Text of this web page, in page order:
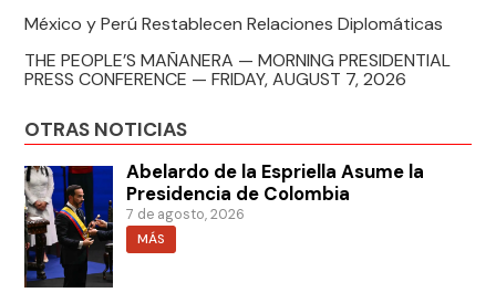
México y Perú Restablecen Relaciones Diplomáticas
THE PEOPLE’S MAÑANERA — MORNING PRESIDENTIAL
PRESS CONFERENCE — FRIDAY, AUGUST 7, 2026
OTRAS NOTICIAS
Abelardo de la Espriella Asume la
Presidencia de Colombia
7 de agosto, 2026
MÁS